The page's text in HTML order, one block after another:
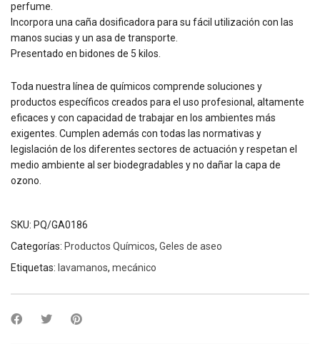
perfume.
Incorpora una caña dosificadora para su fácil utilización con las
manos sucias y un asa de transporte.
Presentado en bidones de 5 kilos.
Toda nuestra línea de químicos comprende soluciones y
productos específicos creados para el uso profesional, altamente
eficaces y con capacidad de trabajar en los ambientes más
exigentes. Cumplen además con todas las normativas y
legislación de los diferentes sectores de actuación y respetan el
medio ambiente al ser biodegradables y no dañar la capa de
ozono.
SKU: PQ/GA0186
Categorías: Productos Químicos, Geles de aseo
Etiquetas: lavamanos, mecánico